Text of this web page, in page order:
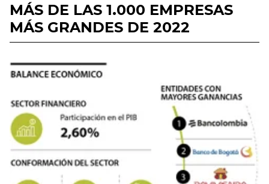
MÁS DE LAS 1.000 EMPRESAS
MÁS GRANDES DE 2022